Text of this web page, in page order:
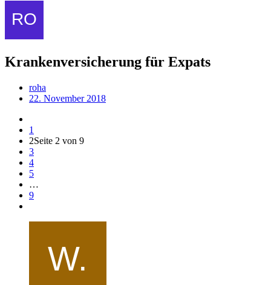
Krankenversicherung für Expats
roha
22. November 2018
1
2Seite 2 von 9
3
4
5
…
9